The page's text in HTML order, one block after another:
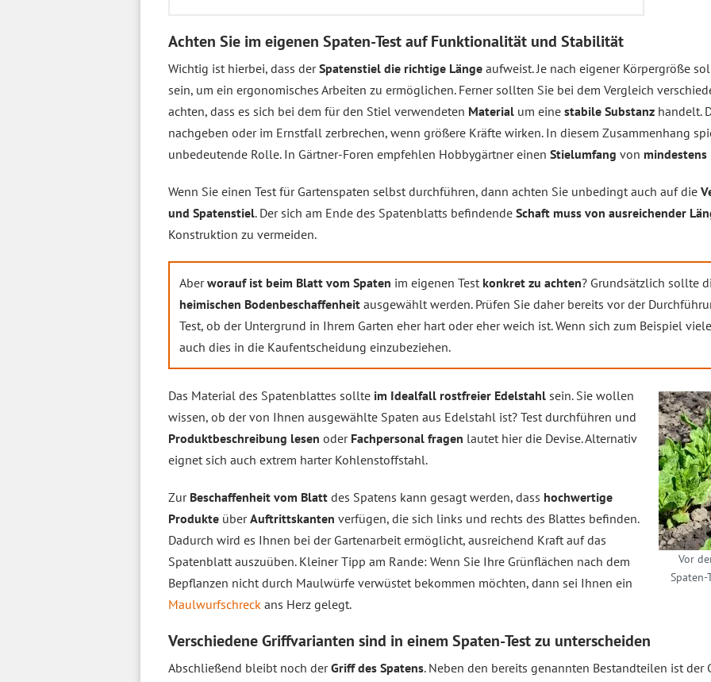
Achten Sie im eigenen Spaten-Test auf Funktionalität und Stabilität
Wichtig ist hierbei, dass derSpatenstiel die richtige Länge aufweist. Je nach eigener Körpergröße
sein, um ein ergonomisches Arbeiten zu ermöglichen. Ferner sollten Sie bei dem Vergleich
achten, dass es sich bei dem für den Stiel verwendeten Material um eine stabile Substanz handelt.
nachgeben oder im Ernstfall zerbrechen, wenn größere Kräfte wirken. In diesem Zusammenhang
unbedeutende Rolle. In Gärtner-Foren empfehlen Hobbygärtner einen Stielumfang von
Wenn Sie einen Test für Gartenspaten selbst durchführen, dann achten Sie unbedingt auch auf die
und Spatenstiel. Der sich am Ende des Spatenblatts befindende Schaft muss von ausreichender
Konstruktion zu vermeiden.
Aberworauf ist beim Blatt vom Spaten im eigenen Test konkret zu achten? Grundsätzlich sollte
heimischen Bodenbeschaffenheit ausgewählt werden. Prüfen Sie daher bereits vor der
Test, ob der Untergrund in Ihrem Garten eher hart oder eher weich ist. Wenn sich zum Beispiel
auch dies in die Kaufentscheidung einzubeziehen.
Vor
Spaten-
Das Material des Spatenblattes sollte im Idealfall rostfreier Edelstahl sein. Sie wollen
wissen, ob der von Ihnen ausgewählte Spaten aus Edelstahl ist? Test durchführen und
Produktbeschreibung lesen oder Fachpersonal fragen lautet hier die Devise. Alternativ
eignet sich auch extrem harter Kohlenstoffstahl.
Zur Beschaffenheit vom Blatt des Spatens kann gesagt werden, dass hochwertige
Produkte überAuftrittskanten verfügen, die sich links und rechts des Blattes befinden.
Dadurch wird es Ihnen bei der Gartenarbeit ermöglicht, ausreichend Kraft auf das
Spatenblatt auszuüben. Kleiner Tipp am Rande: Wenn Sie Ihre Grünflächen nach dem
Bepflanzen nicht durch Maulwürfe verwüstet bekommen möchten, dann sei Ihnen ein
Maulwurfschreck ans Herz gelegt.
Verschiedene Griffvarianten sind in einem Spaten-Test zu unterscheiden
Abschließend bleibt noch derGriff des Spatens. Neben den bereits genannten Bestandteilen ist der